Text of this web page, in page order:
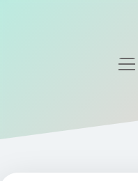
Gizlilik Politikası
Yasal Uyarı